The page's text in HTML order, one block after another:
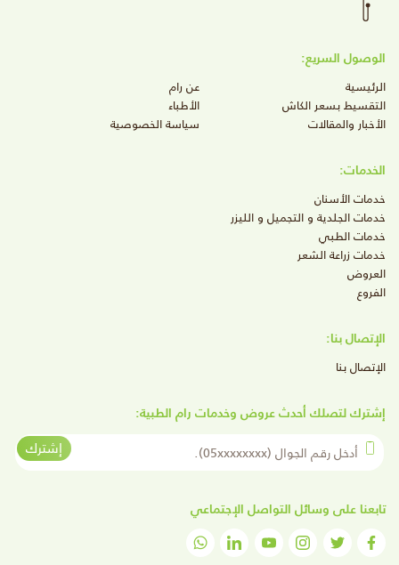
الوصول السريع:
الرئيسية
عن رام
التقسيط بسعر الكاش
الأطباء
الأخبار والمقالات
سياسة الخصوصية
الخدمات:
خدمات الأسنان
خدمات الجلدية و التجميل و الليزر
خدمات الطبي
خدمات زراعة الشعر
العروض
الفروع
الإتصال بنا:
الإتصال بنا
إشترك لتصلك أحدث عروض وخدمات رام الطبية:
أدخل رقم الجوال
إشترك
تابعنا على وسائل التواصل الإجتماعي